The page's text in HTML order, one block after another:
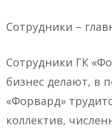
Сотрудники –
Сотрудники ГК
бизнес делают, в
«Форвард»
коллектив,